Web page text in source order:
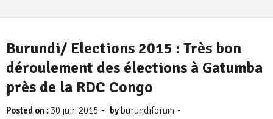
Burundi/ Elections 2015 : Très bon
déroulement des élections à Gatumba
près de la RDC Congo
Posted on : 30 juin 2015 - by burundiforum -